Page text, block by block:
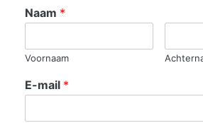
Naam *
Voornaam
E-mail *